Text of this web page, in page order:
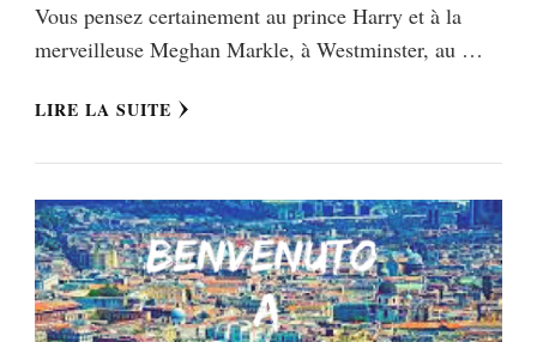
Vous pensez certainement au prince Harry et à la
merveilleuse Meghan Markle, à Westminster, au …
LIRE LA SUITE